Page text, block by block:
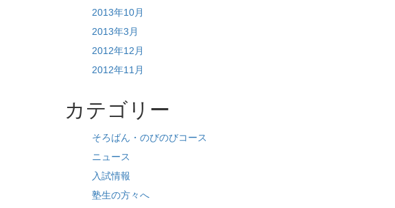
2013年10月
2013年3月
2012年12月
2012年11月
カテゴリー
そろばん・のびのびコース
ニュース
入試情報
塾生の方々へ